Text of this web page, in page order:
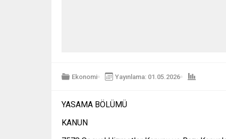
Ekonomi Yayınlama: 01.05.2026
YASAMA BÖLÜMÜ
KANUN